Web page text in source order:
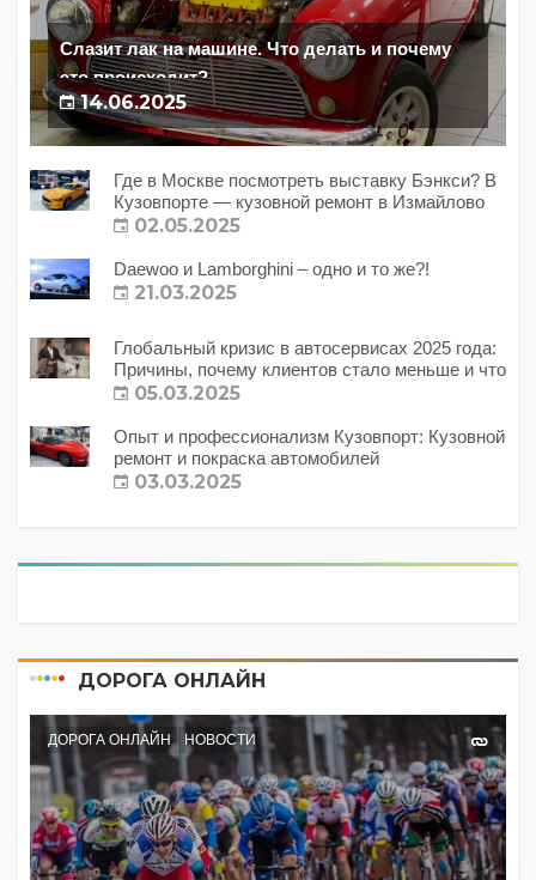
Слазит лак на машине. Что делать и почему
это происходит?
14.06.2025
Где в Москве посмотреть выставку Бэнкси? В
Кузовпорте — кузовной ремонт в Измайлово
02.05.2025
Daewoo и Lamborghini – одно и то же?!
21.03.2025
Глобальный кризис в автосервисах 2025 года:
Причины, почему клиентов стало меньше и что
с этим делать?
05.03.2025
Опыт и профессионализм Кузовпорт: Кузовной
ремонт и покраска автомобилей
03.03.2025
ДОРОГА ОНЛАЙН
ДОРОГА ОНЛАЙН НОВОСТИ